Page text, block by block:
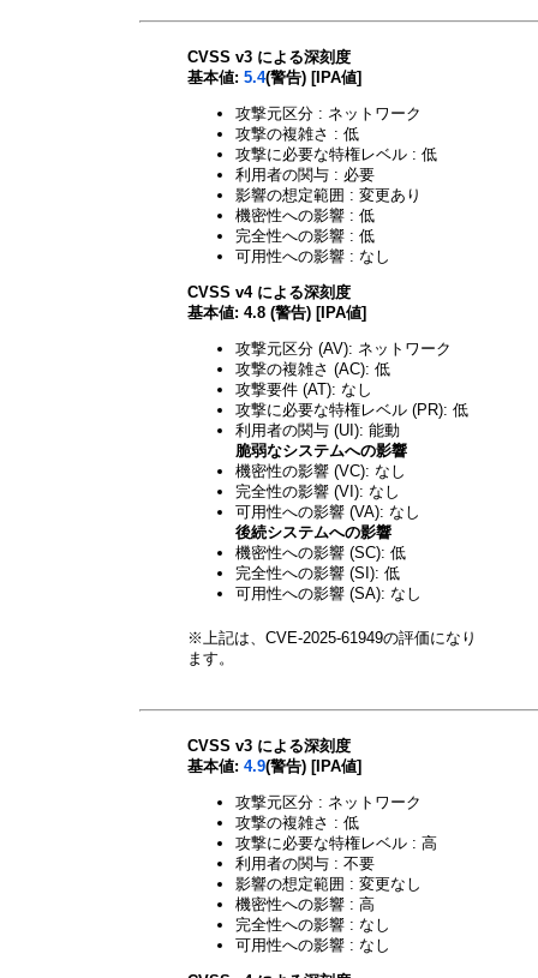
CVSS v3 による深刻度
基本値: 5.4(警告) [IPA値]
攻撃元区分 : ネットワーク
攻撃の複雑さ : 低
攻撃に必要な特権レベル : 低
利用者の関与 : 必要
影響の想定範囲 : 変更あり
機密性への影響 : 低
完全性への影響 : 低
可用性への影響 : なし
CVSS v4 による深刻度
基本値: 4.8 (警告) [IPA値]
攻撃元区分 (AV): ネットワーク
攻撃の複雑さ (AC): 低
攻撃要件 (AT): なし
攻撃に必要な特権レベル (PR): 低
利用者の関与 (UI): 能動
脆弱なシステムへの影響
機密性の影響 (VC): なし
完全性の影響 (VI): なし
可用性への影響 (VA): なし
後続システムへの影響
機密性への影響 (SC): 低
完全性への影響 (SI): 低
可用性への影響 (SA): なし
※上記は、CVE-2025-61949の評価になり
ます。
CVSS v3 による深刻度
基本値: 4.9(警告) [IPA値]
攻撃元区分 : ネットワーク
攻撃の複雑さ : 低
攻撃に必要な特権レベル : 高
利用者の関与 : 不要
影響の想定範囲 : 変更なし
機密性への影響 : 高
完全性への影響 : なし
可用性への影響 : なし